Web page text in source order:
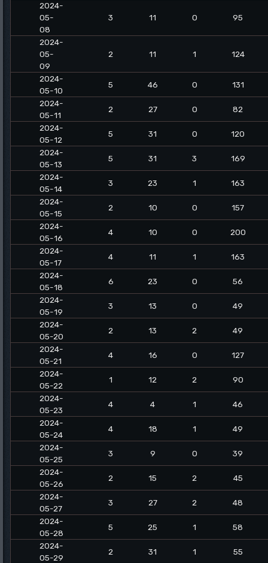
2024-
05-
08
3 11 0 95
2024-
05-
09
2 11 1 124
2024-
05-10
5 46 0
131
2024-
05-11
2 27 0
82
2024-
05-12
5 31 0
120
2024-
05-13
5 31 3
169
2024-
05-14
3 23 1
163
2024-
05-15
2 10 0
157
2024-
05-16
4 10 0
200
2024-
05-17
4 11 1
163
2024-
05-18
6 23 0
56
2024-
05-19
3 13 0
49
2024-
05-20
2 13 2
49
2024-
05-21
4 16 0
127
2024-
05-22
1 12 2
90
2024-
05-23
4 4 1
46
2024-
05-24
4 18 1
49
2024-
05-25
3 9 0
39
2024-
05-26
2 15 2
45
2024-
05-27
3 27 2
48
2024-
05-28
5 25 1
58
2024-
05-29
2 31 1
55